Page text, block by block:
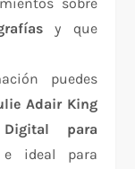
y que
puedes
Adair King
Digital para
ideal para